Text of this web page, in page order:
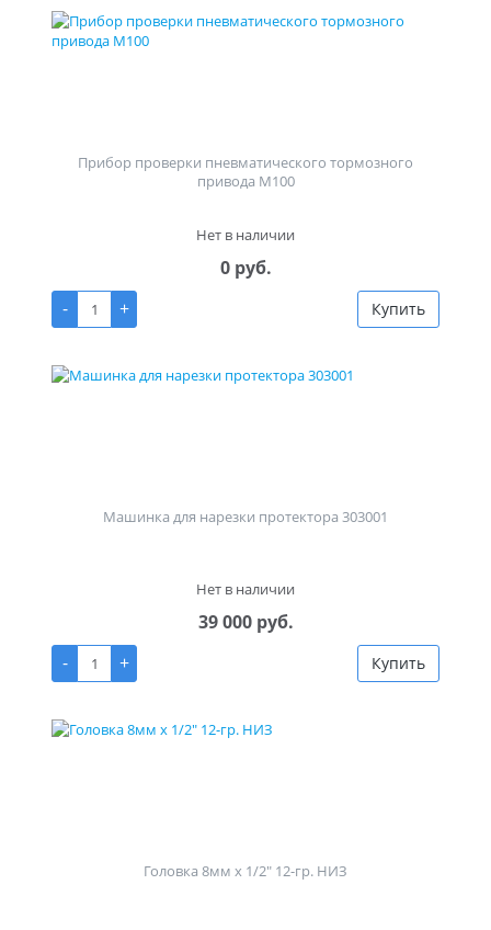
Прибор проверки пневматического тормозного
привода М100
Нет в наличии
0 руб.
-
+ Купить
Машинка для нарезки протектора 303001
Нет в наличии
39 000 руб.
-
+ Купить
Головка 8мм х 1/2" 12-гр. НИЗ